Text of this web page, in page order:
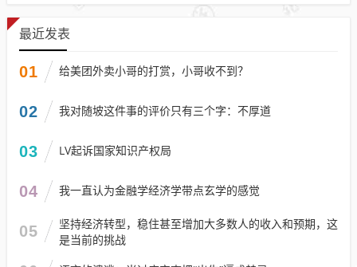
最近发表
01 给美团外卖小哥的打赏，小哥收不到？
02 我对随坡这件事的评价只有三个字：不厚道
03 LV起诉国家知识产权局
04 我一直认为金融学经济学带点玄学的感觉
05
坚持经济转型，稳住甚至增加大多数人的收入和预期，这
是当前的挑战